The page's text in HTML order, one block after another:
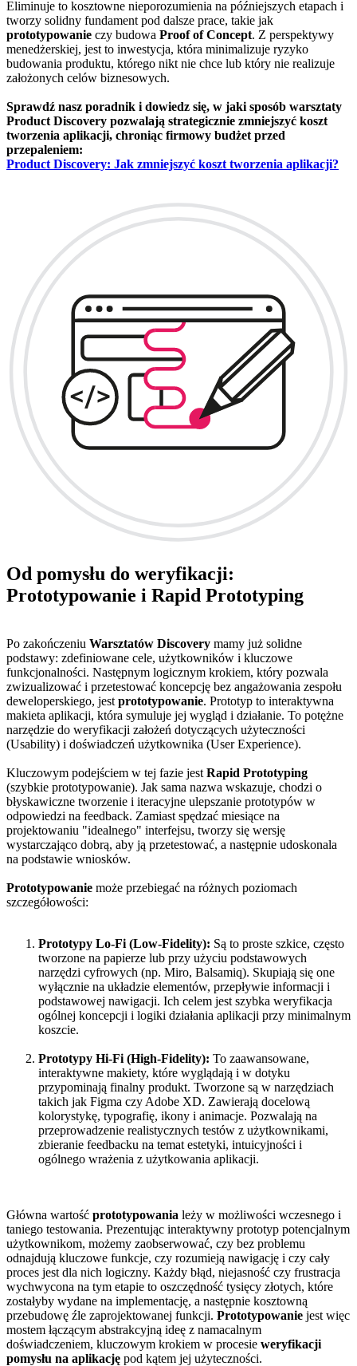
Eliminuje to kosztowne nieporozumienia na późniejszych etapach i
tworzy solidny fundament pod dalsze prace, takie jak
prototypowanie czy budowa Proof of Concept. Z perspektywy
menedżerskiej, jest to inwestycja, która minimalizuje ryzyko
budowania produktu, którego nikt nie chce lub który nie realizuje
założonych celów biznesowych.
Sprawdź nasz poradnik i dowiedz się, w jaki sposób warsztaty
Product Discovery pozwalają strategicznie zmniejszyć koszt
tworzenia aplikacji, chroniąc firmowy budżet przed
przepaleniem:
Product Discovery: Jak zmniejszyć koszt tworzenia aplikacji?
Od pomysłu do weryfikacji:
Prototypowanie i Rapid Prototyping
Po zakończeniu Warsztatów Discovery mamy już solidne
podstawy: zdefiniowane cele, użytkowników i kluczowe
funkcjonalności. Następnym logicznym krokiem, który pozwala
zwizualizować i przetestować koncepcję bez angażowania zespołu
deweloperskiego, jest prototypowanie. Prototyp to interaktywna
makieta aplikacji, która symuluje jej wygląd i działanie. To potężne
narzędzie do weryfikacji założeń dotyczących użyteczności
(Usability) i doświadczeń użytkownika (User Experience).
Kluczowym podejściem w tej fazie jest Rapid Prototyping
(szybkie prototypowanie). Jak sama nazwa wskazuje, chodzi o
błyskawiczne tworzenie i iteracyjne ulepszanie prototypów w
odpowiedzi na feedback. Zamiast spędzać miesiące na
projektowaniu "idealnego" interfejsu, tworzy się wersję
wystarczająco dobrą, aby ją przetestować, a następnie udoskonala
na podstawie wniosków.
Prototypowanie może przebiegać na różnych poziomach
szczegółowości:
Prototypy Lo-Fi (Low-Fidelity): Są to proste szkice, często
tworzone na papierze lub przy użyciu podstawowych
narzędzi cyfrowych (np. Miro, Balsamiq). Skupiają się one
wyłącznie na układzie elementów, przepływie informacji i
podstawowej nawigacji. Ich celem jest szybka weryfikacja
ogólnej koncepcji i logiki działania aplikacji przy minimalnym
koszcie.
Prototypy Hi-Fi (High-Fidelity): To zaawansowane,
interaktywne makiety, które wyglądają i w dotyku
przypominają finalny produkt. Tworzone są w narzędziach
takich jak Figma czy Adobe XD. Zawierają docelową
kolorystykę, typografię, ikony i animacje. Pozwalają na
przeprowadzenie realistycznych testów z użytkownikami,
zbieranie feedbacku na temat estetyki, intuicyjności i
ogólnego wrażenia z użytkowania aplikacji.
Główna wartość prototypowania leży w możliwości wczesnego i
taniego testowania. Prezentując interaktywny prototyp potencjalnym
użytkownikom, możemy zaobserwować, czy bez problemu
odnajdują kluczowe funkcje, czy rozumieją nawigację i czy cały
proces jest dla nich logiczny. Każdy błąd, niejasność czy frustracja
wychwycona na tym etapie to oszczędność tysięcy złotych, które
zostałyby wydane na implementację, a następnie kosztowną
przebudowę źle zaprojektowanej funkcji. Prototypowanie jest więc
mostem łączącym abstrakcyjną ideę z namacalnym
doświadczeniem, kluczowym krokiem w procesie weryfikacji
pomysłu na aplikację pod kątem jej użyteczności.